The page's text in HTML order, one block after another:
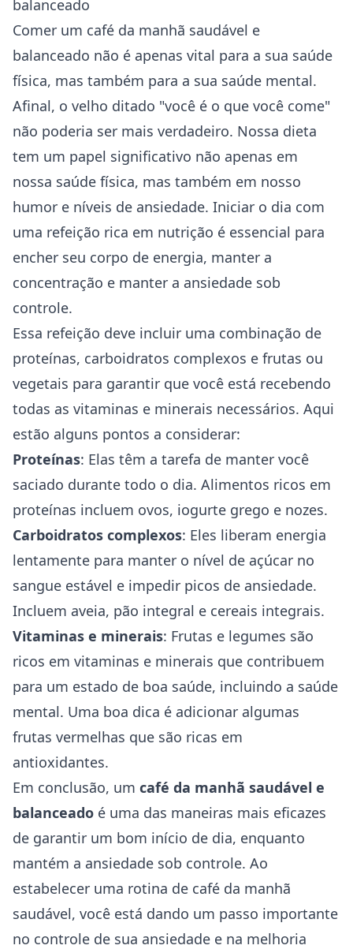
balanceado
Comer um café da manhã saudável e
balanceado não é apenas vital para a sua saúde
física, mas também para a sua saúde mental.
Afinal, o velho ditado "você é o que você come"
não poderia ser mais verdadeiro. Nossa dieta
tem um papel significativo não apenas em
nossa saúde física, mas também em nosso
humor e níveis de ansiedade. Iniciar o dia com
uma refeição rica em nutrição é essencial para
encher seu corpo de energia, manter a
concentração e manter a ansiedade sob
controle.
Essa refeição deve incluir uma combinação de
proteínas, carboidratos complexos e frutas ou
vegetais para garantir que você está recebendo
todas as vitaminas e minerais necessários. Aqui
estão alguns pontos a considerar:
Proteínas: Elas têm a tarefa de manter você
saciado durante todo o dia. Alimentos ricos em
proteínas incluem ovos, iogurte grego e nozes.
Carboidratos complexos: Eles liberam energia
lentamente para manter o nível de açúcar no
sangue estável e impedir picos de ansiedade.
Incluem aveia, pão integral e cereais integrais.
Vitaminas e minerais: Frutas e legumes são
ricos em vitaminas e minerais que contribuem
para um estado de boa saúde, incluindo a saúde
mental. Uma boa dica é adicionar algumas
frutas vermelhas que são ricas em
antioxidantes.
Em conclusão, um café da manhã saudável e
balanceado é uma das maneiras mais eficazes
de garantir um bom início de dia, enquanto
mantém a ansiedade sob controle. Ao
estabelecer uma rotina de café da manhã
saudável, você está dando um passo importante
no controle de sua ansiedade e na melhoria